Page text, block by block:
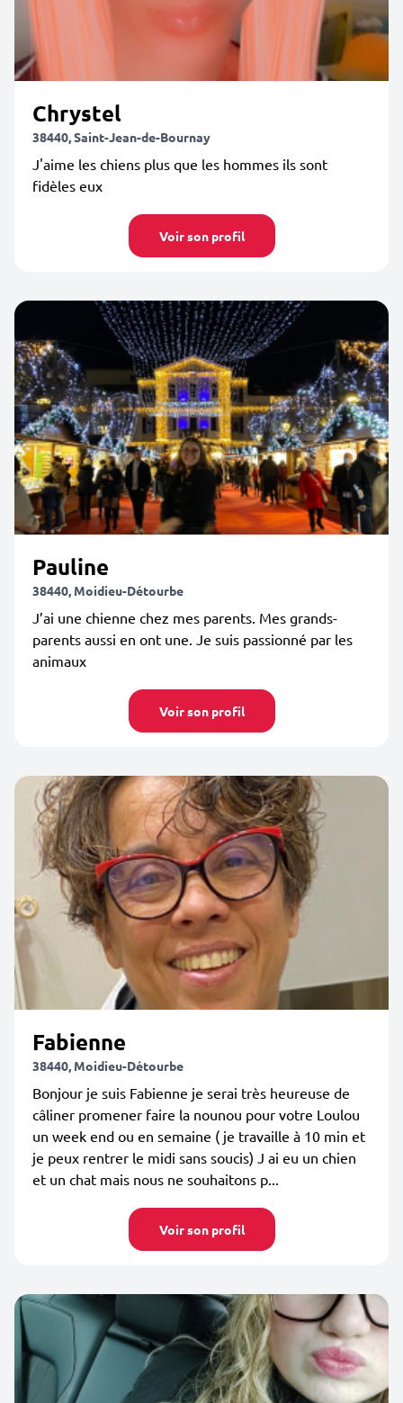
Chrystel
38440, Saint-Jean-de-Bournay
J'aime les chiens plus que les hommes ils sont
fidèles eux
Voir son profil
Pauline
38440, Moidieu-Détourbe
J’ai une chienne chez mes parents. Mes grands-
parents aussi en ont une. Je suis passionné par les
animaux
Voir son profil
Fabienne
38440, Moidieu-Détourbe
Bonjour je suis Fabienne je serai très heureuse de
câliner promener faire la nounou pour votre Loulou
un week end ou en semaine ( je travaille à 10 min et
je peux rentrer le midi sans soucis) J ai eu un chien
et un chat mais nous ne souhaitons p...
Voir son profil